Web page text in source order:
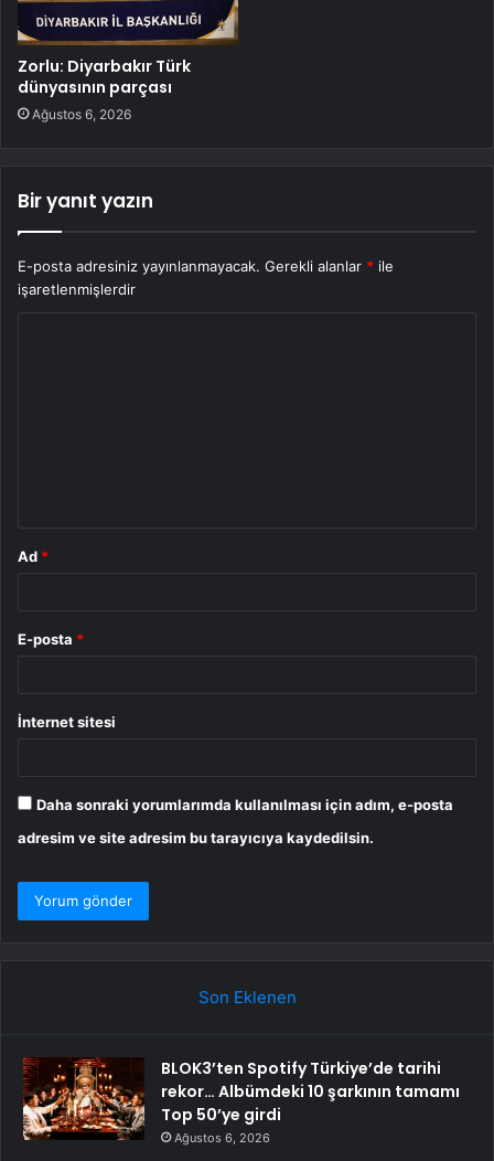
Zorlu: Diyarbakır Türk
dünyasının parçası
Ağustos 6, 2026
Bir yanıt yazın
E-posta adresiniz yayınlanmayacak. Gerekli alanlar * ile
işaretlenmişlerdir
Ad *
E-posta *
İnternet sitesi
Daha sonraki yorumlarımda kullanılması için adım, e-posta
adresim ve site adresim bu tarayıcıya kaydedilsin.
Son Eklenen
BLOK3’ten Spotify Türkiye’de tarihi
rekor… Albümdeki 10 şarkının tamamı
Top 50’ye girdi
Ağustos 6, 2026